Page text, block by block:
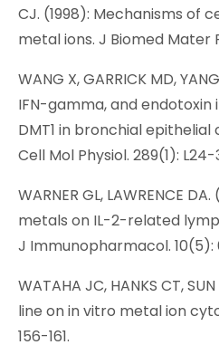
CJ. (1998): Mechanisms of
metal ions. J Biomed Mater
WANG X, GARRICK MD,
IFN-gamma, and endotoxin
DMT1 in bronchial epithelial
Cell Mol Physiol. 289(1): L24-
WARNER GL, LAWRENCE
metals on IL-2-related
J Immunopharmacol. 10(5):
WATAHA JC, HANKS CT,
line on in vitro metal ion
156-161.